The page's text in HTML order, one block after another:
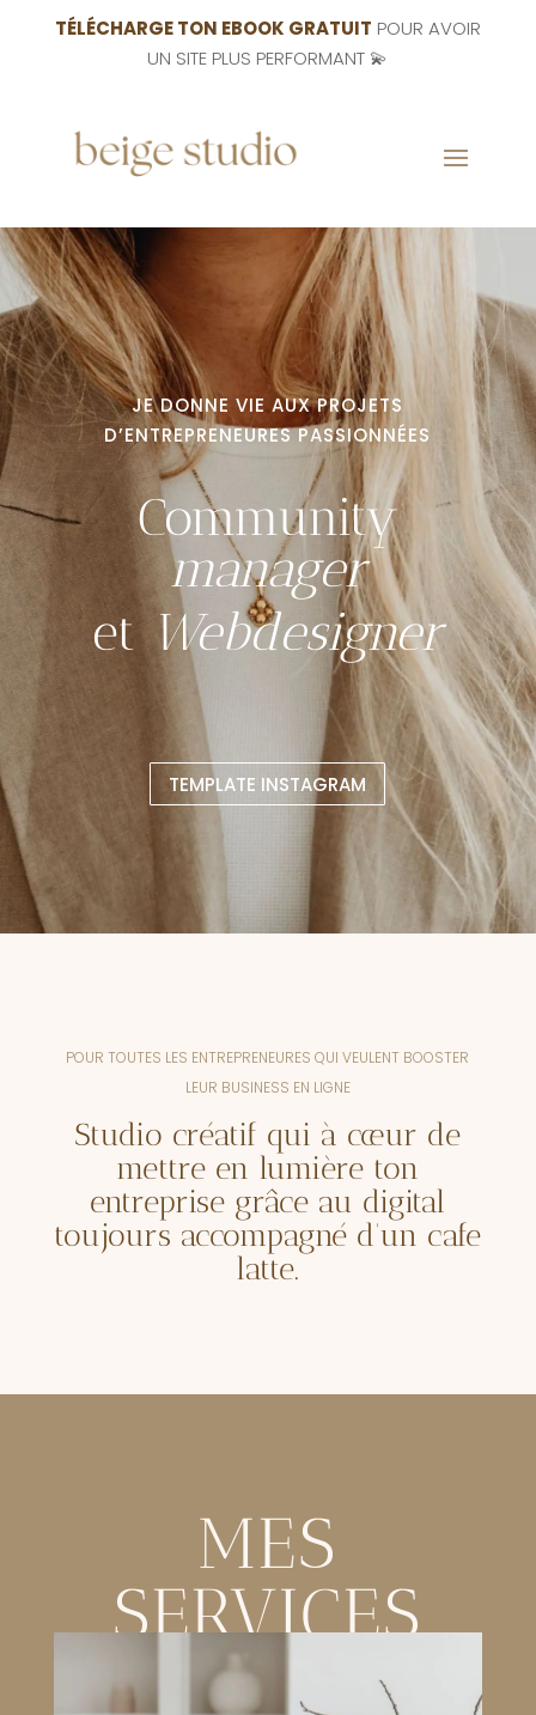
TÉLÉCHARGE TON EBOOK GRATUIT POUR AVOIR
UN SITE PLUS PERFORMANT 💫
JE DONNE VIE AUX PROJETS
D’ENTREPRENEURES PASSIONNÉES
Community
manager
et Webdesigner
TEMPLATE INSTAGRAM
POUR TOUTES LES ENTREPRENEURES QUI VEULENT BOOSTER
LEUR BUSINESS EN LIGNE
Studio créatif qui à cœur de
mettre en lumière ton
entreprise grâce au digital
toujours accompagné d’un cafe
latte.
MES
SERVICES